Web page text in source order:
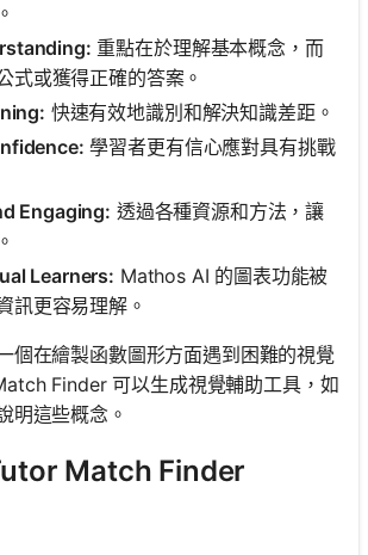
重點在於理解基本概念，而
式或獲得正確的答案。
快速有效地識別和解決知識差距。
學習者更有信心應對具有挑戰
Engaging: 透過各種資源和方法，讓
Learners: Mathos AI 的圖表功能被
訊更容易理解。
個在繪製函數圖形方面遇到困難的視覺
Finder 可以生成視覺輔助工具，如
明這些概念。
Match Finder